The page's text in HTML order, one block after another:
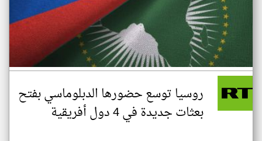
روسيا توسع حضورها الدبلوماسي بفتح
بعثات جديدة في 4 دول أفريقية